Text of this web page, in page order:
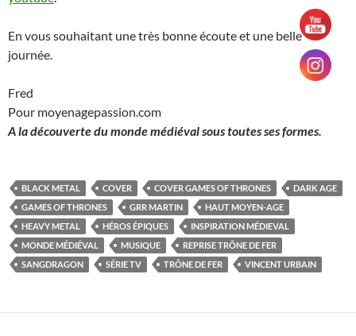
En vous souhaitant une très bonne écoute et une belle
journée.
Fred
Pour moyenagepassion.com
A la découverte du monde médiéval sous toutes ses formes.
BLACK METAL COVER COVER GAMES OF THRONES
DARK AGE
GAMES OF THRONES
GRR MARTIN
HAUT MOYEN-AGE
HEAVY METAL
HÉROS ÉPIQUES
INSPIRATION MÉDIEVAL
MONDE MÉDIÉVAL
MUSIQUE
REPRISE TRÔNE DE FER
SANGDRAGON
SÉRIE TV TRÔNE DE FER VINCENT URBAIN